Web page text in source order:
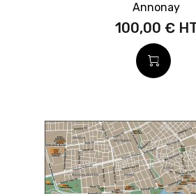
Annonay
100,00 €